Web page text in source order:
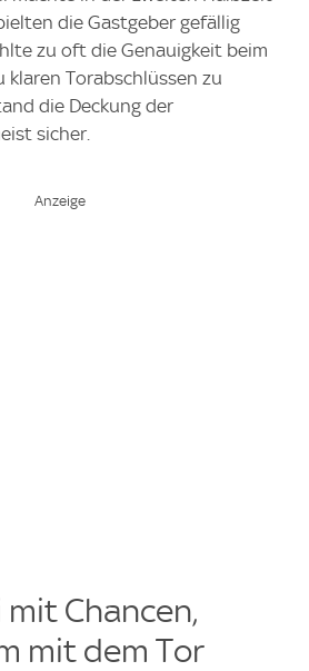
die Gastgeber gefällig
zu oft die Genauigkeit beim
klaren Torabschlüssen zu
die Deckung der
sicher.
mit Chancen,
mit dem Tor